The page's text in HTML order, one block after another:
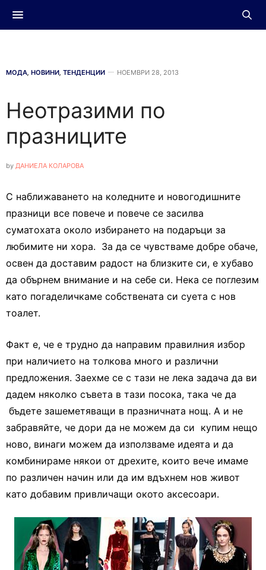
МОДА, НОВИНИ, ТЕНДЕНЦИИ НОЕМВРИ 28, 2013
Неотразими по
празниците
by ДАНИЕЛА КОЛАРОВА
С наближаването на коледните и новогодишните
празници все повече и повече се засилва
суматохата около избирането на подаръци за
любимите ни хора. За да се чувстваме добре обаче,
освен да доставим радост на близките си, е хубаво
да обърнем внимание и на себе си. Нека се поглезим
като погаделичкаме собствената си суета с нов
тоалет.
Факт е, че е трудно да направим правилния избор
при наличието на толкова много и различни
предложения. Заехме се с тази не лека задача да ви
дадем няколко съвета в тази посока, така че да
бъдете зашеметяващи в празничната нощ. А и не
забравяйте, че дори да не можем да си купим нещо
ново, винаги можем да използваме идеята и да
комбинираме някои от дрехите, които вече имаме
по различен начин или да им вдъхнем нов живот
като добавим привличащи окото аксесоари.